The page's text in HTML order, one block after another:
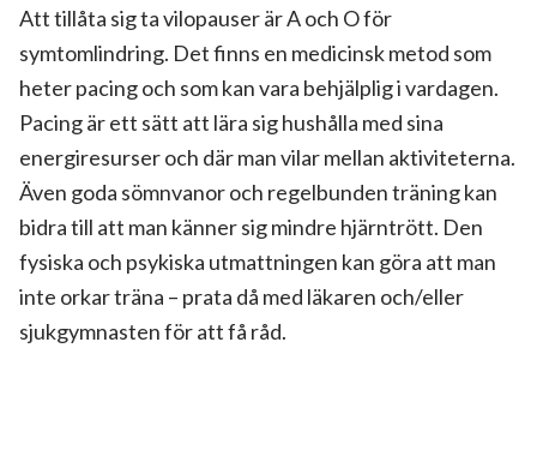
Att tillåta sig ta vilopauser är A och O för
symtomlindring. Det finns en medicinsk metod som
heter pacing och som kan vara behjälplig i vardagen.
Pacing är ett sätt att lära sig hushålla med sina
energiresurser och där man vilar mellan aktiviteterna.
Även goda sömnvanor och regelbunden träning kan
bidra till att man känner sig mindre hjärntrött. Den
fysiska och psykiska utmattningen kan göra att man
inte orkar träna – prata då med läkaren och/eller
sjukgymnasten för att få råd.